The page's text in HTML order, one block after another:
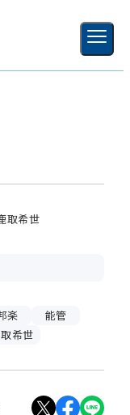
新規登録
取希世
楽
能管
希世